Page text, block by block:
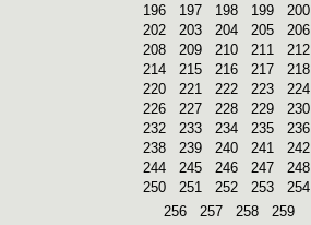
196
197 198 199 200
202
203 204 205 206
208
209 210 211 212
214
215 216 217 218
220
221 222 223 224
226
227 228 229 230
232
233 234 235 236
238
239 240 241 242
244
245 246 247 248
250
251 252 253 254
256
257 258 259